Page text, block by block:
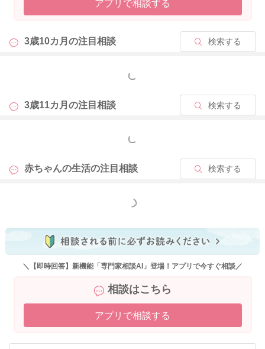
アプリで相談する
3歳10カ月の注目相談 検索する
もっと見る
3歳11カ月の注目相談 検索する
もっと見る
赤ちゃんの生活の注目相談 検索する
もっと見る
＼【即時回答】新機能「専門家相談AI」登場！アプリで今すぐ相談／
相談はこちら
アプリで相談する